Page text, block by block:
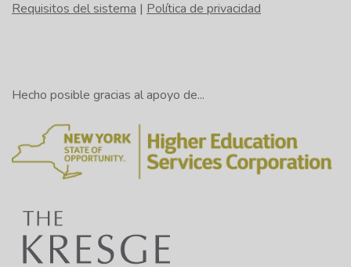
Requisitos del sistema | Política de privacidad
Hecho posible gracias al apoyo de...